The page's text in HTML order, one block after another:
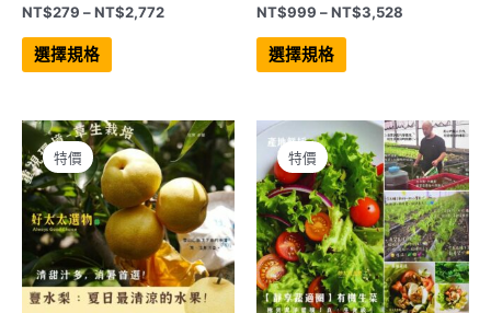
NT$279 –NT$2,772價
NT$2,772
選擇規格
此
品
款
式。
可
在
產
品
頁
面
選
擇
選
項
NT$999 –NT$3,528
NT$3,528
選擇規格
此
品
款
式。
可
在
產
品
頁
面
選
擇
選
項
特價 特價